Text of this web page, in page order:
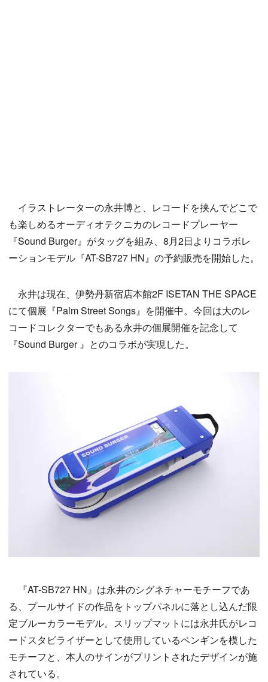
イラストレーターの永井博と、レコードを挟んでどこで
も楽しめるオーディオテクニカのレコードプレーヤー
『Sound Burger』がタッグを組み、8月2日よりコラボレ
ーションモデル『AT-SB727 HN』の予約販売を開始した。
永井は現在、伊勢丹新宿店本館2F ISETAN THE SPACE
にて個展『Palm Street Songs』を開催中。今回は大のレ
コードコレクターでもある永井の個展開催を記念して
『Sound Burger 』とのコラボが実現した。
『AT-SB727 HN』は永井のシグネチャーモチーフであ
る、プールサイドの作品をトップパネルに落とし込んだ限
定ブルーカラーモデル。スリップマットには永井氏がレコ
ードスタビライザーとして使用しているペンギンを模した
モチーフと、本人のサインがプリントされたデザインが施
されている。